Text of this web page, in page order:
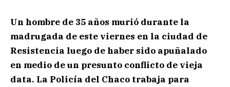
Un hombre de 35 años murió durante la
madrugada de este viernes en la ciudad de
Resistencia luego de haber sido apuñalado
en medio de un presunto conflicto de vieja
data. La Policía del Chaco trabaja para